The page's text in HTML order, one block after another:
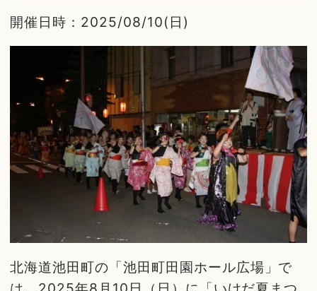
開催日時：2025/08/10(日)
北海道池田町の「池田町田園ホール広場」で